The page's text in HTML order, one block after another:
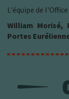
L'équipe de
William Morisé,
Portes